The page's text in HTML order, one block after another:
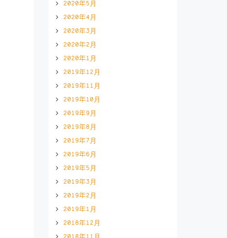
2020年5月
2020年4月
2020年3月
2020年2月
2020年1月
2019年12月
2019年11月
2019年10月
2019年9月
2019年8月
2019年7月
2019年6月
2019年5月
2019年3月
2019年2月
2019年1月
2018年12月
2018年11月